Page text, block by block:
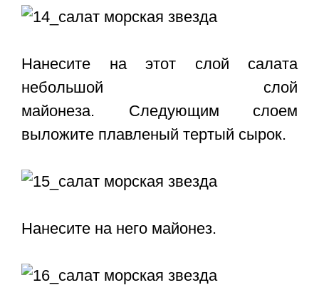
Нанесите на этот слой салата
небольшой слой
майонеза. Следующим слоем
выложите плавленый тертый сырок.
Нанесите на него майонез.